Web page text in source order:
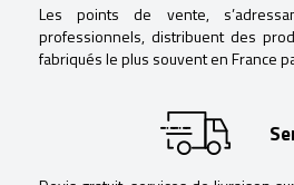
Les points de vente,
professionnels, distribuent des
fabriqués le plus souvent en France